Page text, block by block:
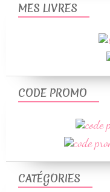
CATÉGORIES
MES LIVRES
CODE PROMO